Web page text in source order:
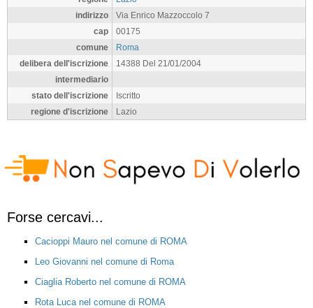
indirizzo
Via Enrico Mazzoccolo 7
cap
00175
comune
Roma
delibera dell'iscrizione
14388 Del 21/01/2004
intermediario
stato dell'iscrizione
Iscritto
regione d'iscrizione
Lazio
Forse cercavi...
Cacioppi Mauro nel comune di ROMA
Leo Giovanni nel comune di Roma
Ciaglia Roberto nel comune di ROMA
Rota Luca nel comune di ROMA